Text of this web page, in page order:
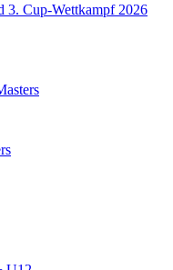
3. Cup-Wettkampf 2026